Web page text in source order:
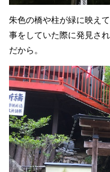
朱色の橋や柱が緑に映え
事をしていた際に発見さ
だから。